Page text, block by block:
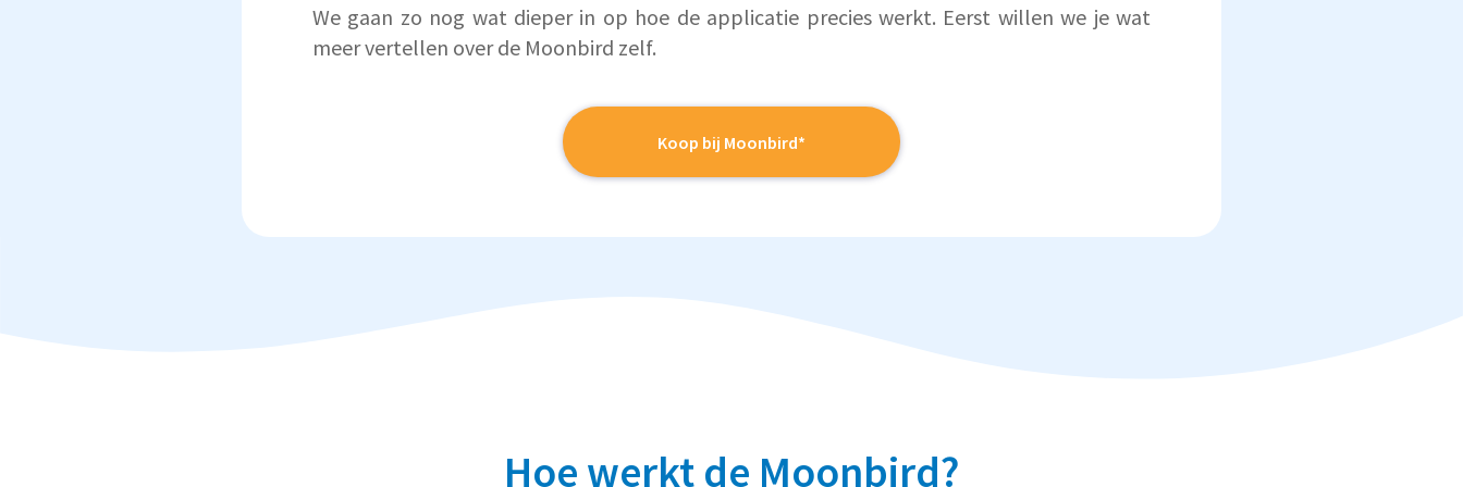
We gaan zo nog wat dieper in op hoe de applicatie precies werkt. Eerst willen we je wat
meer vertellen over de Moonbird zelf.
Koop bij Moonbird*
Hoe werkt de Moonbird?